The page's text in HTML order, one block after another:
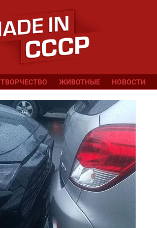
ТВОРЧЕСТВО ЖИВОТНЫЕ НОВОСТИ